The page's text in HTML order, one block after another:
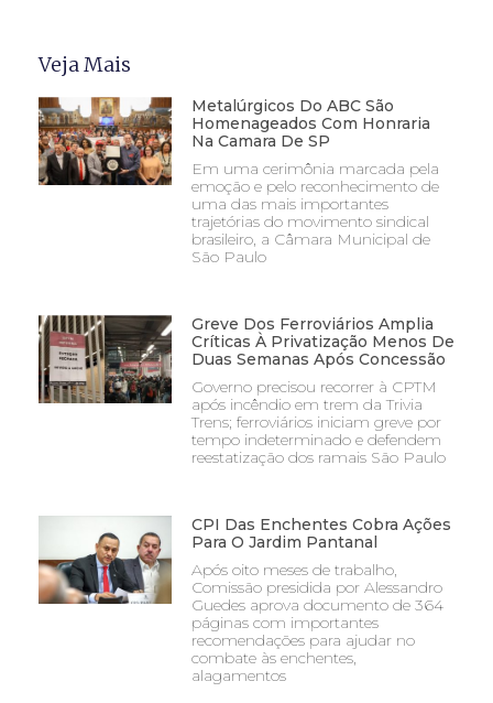
Veja Mais
Metalúrgicos Do ABC São
Homenageados Com Honraria
Na Camara De SP
Em uma cerimônia marcada pela
emoção e pelo reconhecimento de
uma das mais importantes
trajetórias do movimento sindical
brasileiro, a Câmara Municipal de
São Paulo
Greve Dos Ferroviários Amplia
Críticas À Privatização Menos De
Duas Semanas Após Concessão
Governo precisou recorrer à CPTM
após incêndio em trem da Trivia
Trens; ferroviários iniciam greve por
tempo indeterminado e defendem
reestatização dos ramais São Paulo
CPI Das Enchentes Cobra Ações
Para O Jardim Pantanal
Após oito meses de trabalho,
Comissão presidida por Alessandro
Guedes aprova documento de 364
páginas com importantes
recomendações para ajudar no
combate às enchentes,
alagamentos